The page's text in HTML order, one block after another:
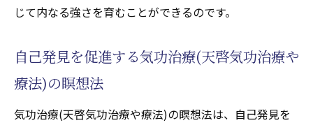
じて内なる強さを育むことができるのです。
自己発見を促進する気功治療(天啓気功治療や
療法)の瞑想法
気功治療(天啓気功治療や療法)の瞑想法は、自己発見を